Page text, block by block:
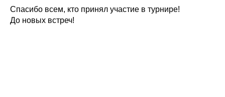
Спасибо всем, кто принял участие в турнире!
До новых встреч!